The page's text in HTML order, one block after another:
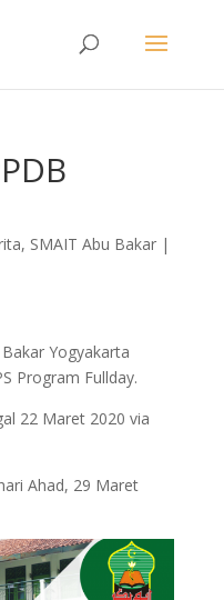
, SMAIT Abu Bakar|
Yogyakarta
Program Fullday.
22 Maret 2020 via
Ahad, 29 Maret